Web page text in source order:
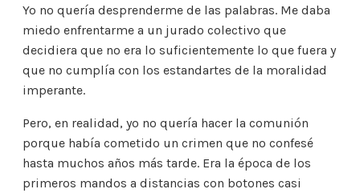
Yo no quería desprenderme de las palabras. Me daba
miedo enfrentarme a un jurado colectivo que
decidiera que no era lo suficientemente lo que fuera y
que no cumplía con los estandartes de la moralidad
imperante.
Pero, en realidad, yo no quería hacer la comunión
porque había cometido un crimen que no confesé
hasta muchos años más tarde. Era la época de los
primeros mandos a distancias con botones casi